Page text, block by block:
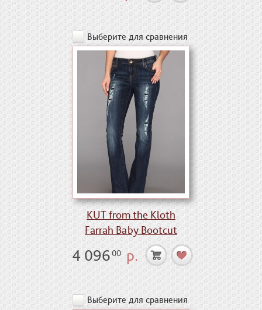
Выберите для сравнения
KUT from the Kloth
Farrah Baby Bootcut
4 09600р.
Выберите для сравнения